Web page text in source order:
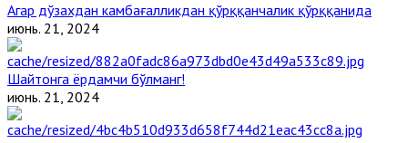
Агар дўзахдан камбағалликдан қўрққанчалик қўрққанида
июнь. 21, 2024
Шайтонга ёрдамчи бўлманг!
июнь. 21, 2024